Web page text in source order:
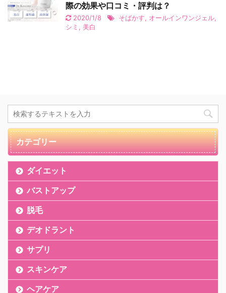
際の効果や口コミ・評判は？
2020/1/8 そばかす, オールインワンジェル,
シミ , 美白
カテゴリー
ダイエット
バストアップ
脱毛
デオドラント
サプリ
スキンケア
ヘアケア